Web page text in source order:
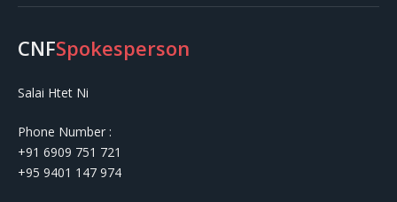
CNFSpokesperson
Salai Htet Ni
Phone Number :
+91 6909 751 721
+95 9401 147 974